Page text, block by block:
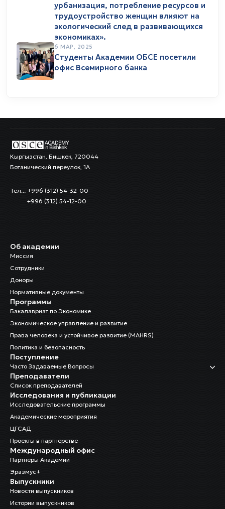
урбанизация, потребление ресурсов и
трудоустройство женщин влияют на
экологический след в развивающихся
экономиках».
6 МАР, 2025
Студенты Академии ОБСЕ посетили
офис Всемирного банка
Кыргызстан, Бишкек, 720044
Ботанический переулок, 1А
Тел..: +996 (312) 54-32-00
+996 (312) 54-12-00
Об академии
Миссия
Сотрудники
Доноры
Нормативные документы
Программы
Бакалавриат по Экономике
Экономическое управление и развитие
Права человека и устойчивое развитие (MAHRS)
Политика и безопасность
Поступление
Часто Задаваемые Вопросы
Преподаватели
Список преподавателей
Исследования и публикации
Исследовательские программы
Академические мероприятия
ЦГСАД
Проекты в партнерстве
Международный офис
Партнеры Академии
Эразмус+
Выпускники
Новости выпускников
Истории выпускников